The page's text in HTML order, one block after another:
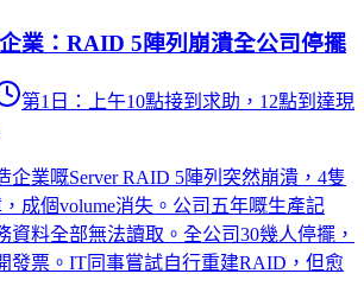
業：RAID 5陣列崩潰全公司停擺
第1日：上午10點接到求助，12點到達現
企業嘅Server RAID 5陣列突然崩潰，4隻
成個volume消失。公司五年嘅生產記
資料全部無法讀取。全公司30幾人停擺，
發票。IT同事嘗試自行重建RAID，但愈